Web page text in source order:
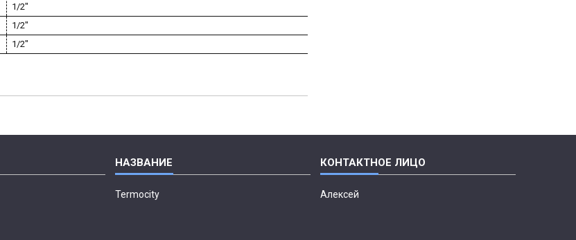
1/2"
1/2"
1/2"
Termocity Алексей